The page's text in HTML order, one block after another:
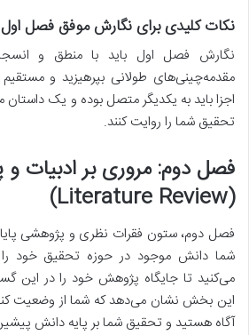
نکات کلیدی برای نگارش موفق فصل اول
نگارش فصل اول باید با منطق و
مقدمه‌چینی‌های طولانی بپرهیزید و
اجزا باید به یکدیگر متصل بوده و یک
تحقیق شما را روایت کنند.
فصل دوم: مروری بر ادبیات و
(Literature Review)
فصل دوم، ستون فقرات نظری و پژوهشی
شما دانش موجود در حوزه تحقیق خود را
می‌کنید تا جایگاه پژوهش خود را در این
این بخش نشان می‌دهد که شما از وضعیت
آگاه هستید و تحقیق شما بر پایه دانش